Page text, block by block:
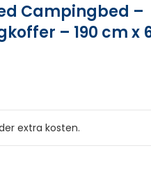
Campingbed –
– 190 cm x
extra kosten.